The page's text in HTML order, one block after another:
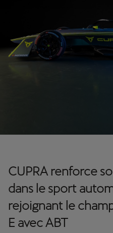
CUPRA renforce
dans le sport
rejoignant le
E avec ABT